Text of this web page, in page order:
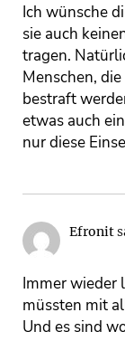
Ich wünsche
sie auch
tragen.
Menschen,
bestraft
etwas auch
nur diese
Efronit
Immer wieder
müssten mit
Und es sind